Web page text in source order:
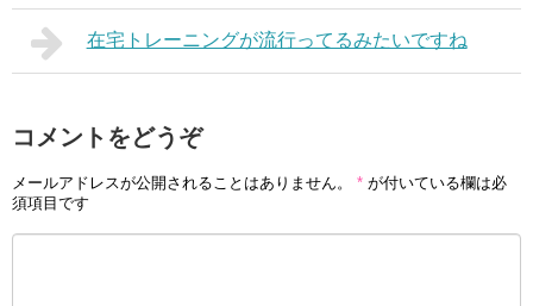
在宅トレーニングが流行ってるみたいですね
コメントをどうぞ
メールアドレスが公開されることはありません。 * が付いている欄は必
須項目です